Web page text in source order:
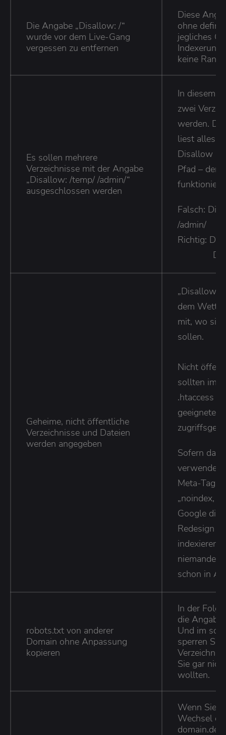
Die Angabe „Disallow: /“
wurde vor dem Live-Gang
vergessen zu entfernen
Diese
ohne
jegliches
keine
Es sollen mehrere
Verzeichnisse mit der Angabe
„Disallow: /temp/ /admin/“
ausgeschlossen werden
In diesem
zwei
werden.
liest alles
Disallow
Pfad –
funktioniert
Falsch:
/admin/
Richtig:
Geheime, nicht öffentliche
Verzeichnisse und Dateien
werden angegeben
„Disallow:
dem
mit, wo sie
sollen.
Nicht
sollten im
.htaccess
geeignete
Sofern das
verwenden
Meta-Tag
„noindex,
Google die
Redesign
indexieren,
schon in
robots.txt von anderer
Domain ohne Anpassung
kopieren
In der
die Angabe
Und im
sperren Sie
Sie gar
wollten.
Wenn Sie
Wechsel
domain.de/